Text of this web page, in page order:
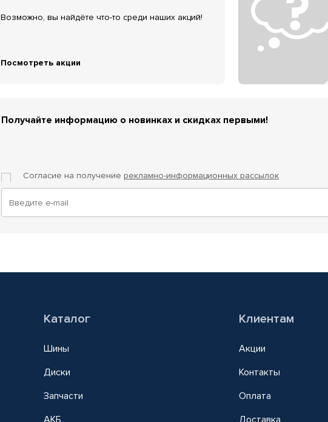
Возможно, вы найдёте что-то среди наших акций!
Посмотреть акции
Получайте информацию о новинках и скидках первыми!
Согласие на получение рекламно-информационных рассылок
Каталог
Шины
Диски
Запчасти
АКБ
Клиентам
Акции
Контакты
Оплата
Доставка